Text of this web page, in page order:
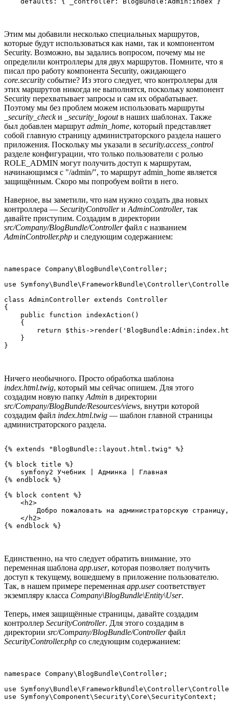
Этим мы добавили несколько специальных маршрутов,
которые будут использоваться как нами, так и компонентом
Security. Возможно, вы задались вопросом, почему мы не
определили контроллеры для двух маршрутов. Помните, что я
писал про работу компонента Security, ожидающего
core.security событие? Из этого следует, что контроллеры для
этих маршрутов никогда не выполнятся, поскольку компонент
Security перехватывает запросы и сам их обрабатывает.
Поэтому мы без проблем можем использовать маршруты
_security_checkи _security_logoutв наших шаблонах. Также
был добавлен маршрут admin_home, который представляет
собой главную страницу администраторского раздела нашего
приложения. Поскольку мы указали в security.access_control
разделе конфигурации, что только пользователи с ролью
ROLE_ADMIN могут получить доступ к маршрутам,
начинающимся с "/admin/", то маршрут admin_home является
защищённым. Скоро мы попробуем войти в него.
Наверное, вы заметили, что нам нужно создать два новых
контроллера — SecurityControllerи AdminController, так
давайте приступим. Создадим в директории
src/Company/BlogBundle/Controllerфайл с названием
AdminController.php и следующим содержанием:
namespace Company\BlogBundle\Controller;
use
class AdminController extends Controller
{
    public function indexAction()
    {
return $this-
    }
Ничего необычного. Просто обработка шаблона
index.html.twig, который мы сейчас опишем. Для этого
создадим новую папку Admin в директории
src/Company/BlogBunde/Resources/views, внутри которой
создадим файл index.html.twig — шаблон главной страницы
администраторского раздела.
{% extends "BlogBundle::layout.html.twig" %}
{% block title %}
    symfony2 Учебник | Админка | Главная
{% endblock %}
{% block content %}
    <h2>
Добро пожаловать на администраторскую
    </h2>
Единственно, на что следует обратить внимание, это
переменная шаблона app.user, которая позволяет получить
доступ к текущему, вошедшему в приложение пользователю.
Так, в нашем примере переменная app.userсоответствует
экземпляру класса Company\BlogBundle\Entity\User.
Теперь, имея защищённые страницы, давайте создадим
контроллер SecurityController. Для этого создадим в
директории src/Company/BlogBundle/Controllerфайл
SecurityController.php со следующим содержанием:
namespace Company\BlogBundle\Controller;
use
use Symfony\Component\Security\Core\SecurityContext;